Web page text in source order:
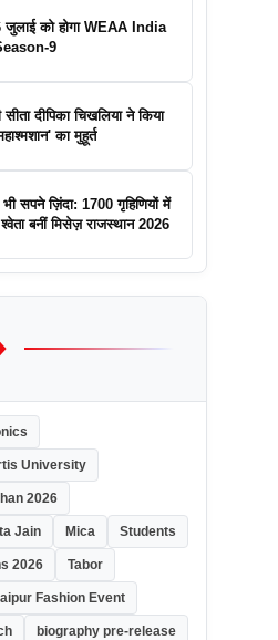
को होगा WEAA India
9
दीपिका चिखलिया ने किया
का मुहूर्त
भी सपने ज़िंदा: 1700 गृहिणियों में
बनीं मिसेज़ राजस्थान 2026
University
2026
Jain Mica Students
2026 Tabor
Fashion Event
biography pre-release